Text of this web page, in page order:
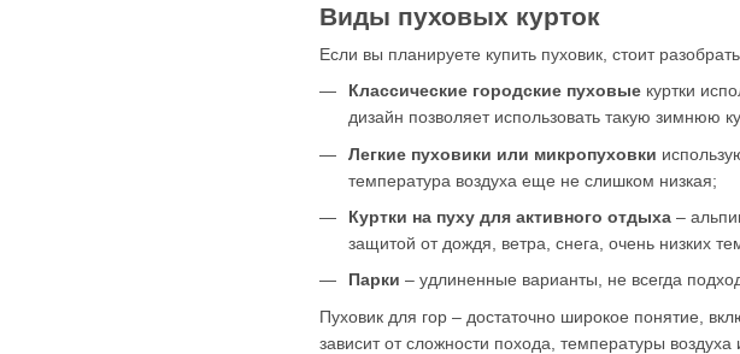
Виды пуховых курток
Если вы планируете купить пуховик, стоит
Классические городские пуховые куртки
дизайн позволяет использовать такую зимнюю
Легкие пуховики или микропуховки
температура воздуха еще не слишком низкая;
Куртки на пуху для активного отдыха –
защитой от дождя, ветра, снега, очень низких
Парки – удлиненные варианты, не всегда
Пуховик для гор – достаточно широкое понятие,
зависит от сложности похода, температуры